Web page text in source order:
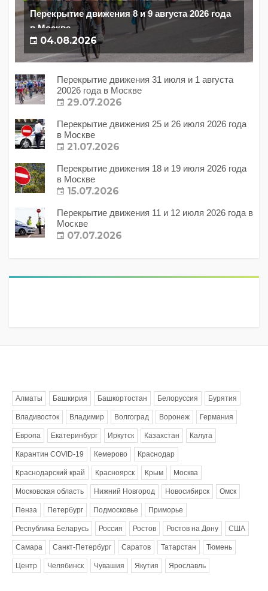
Перекрытие движения 8 и 9 августа 2026 года
в Москве
04.08.2026
Перекрытие движения 31 июля и 1 августа
20026 года в Москве
29.07.2026
Перекрытие движения 25 и 26 июля 2026 года
в Москве
21.07.2026
Перекрытие движения 18 и 19 июля 2026 года
в Москве
15.07.2026
Перекрытие движения 11 и 12 июля 2026 года в
Москве
07.07.2026
Алматы Башкирия Башкортостан Белоруссия Бурятия
Владивосток Владимир Волгоград Воронеж Германия
Европа Екатеринбург Иркутск Казахстан Калуга
Карантин COVID-19 Кемерово Краснодар
Краснодарский край Красноярск Крым Москва
Московская область Нижний Новгород Новосибирск Омск
Пенза Петербург Подмосковье Приморье
Республика Беларусь Россия Ростов Ростов на Дону США
Самара Санкт-Петербург Саратов Татарстан Тюмень
Центр Челябинск Чувашия Якутия Ярославль